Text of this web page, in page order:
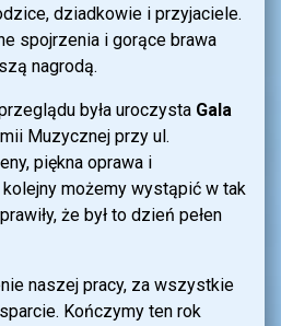
dziadkowie i przyjaciele.
spojrzenia i gorące brawa
nagrodą.
była uroczysta Gala
Muzycznej przy ul.
piękna oprawa i
możemy wystąpić w tak
że był to dzień pełen
naszej pracy, za wszystkie
Kończymy ten rok